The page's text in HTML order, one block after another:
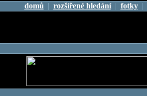
domů | rozšířené hledání| fotky|